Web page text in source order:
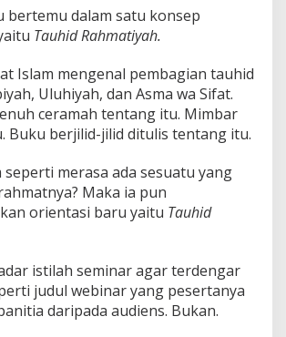
bertemu dalam satu konsep
Tauhid Rahmatiyah.
Islam mengenal pembagian tauhid
Uluhiyah, dan Asma wa Sifat.
ceramah tentang itu. Mimbar
Buku berjilid-jilid ditulis tentang itu.
seperti merasa ada sesuatu yang
Maka ia pun
orientasi baru yaitu Tauhid
istilah seminar agar terdengar
judul webinar yang pesertanya
daripada audiens. Bukan.